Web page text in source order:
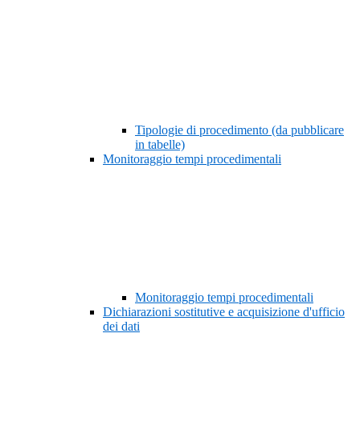
Tipologie di procedimento (da pubblicare
in tabelle)
Monitoraggio tempi procedimentali
Monitoraggio tempi procedimentali
Dichiarazioni sostitutive e acquisizione d'ufficio
dei dati